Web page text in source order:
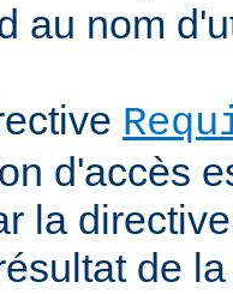
au nom
d'accès
la
de